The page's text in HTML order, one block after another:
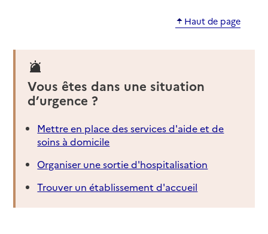
Haut de page
Vous êtes dans une situation
d’urgence ?
Mettre en place des services d'aide et de
soins à domicile
Organiser une sortie d'hospitalisation
Trouver un établissement d'accueil